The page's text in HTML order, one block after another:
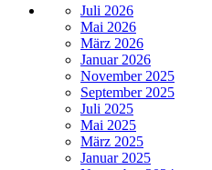
Juli 2026
Mai 2026
März 2026
Januar 2026
November 2025
September 2025
Juli 2025
Mai 2025
März 2025
Januar 2025